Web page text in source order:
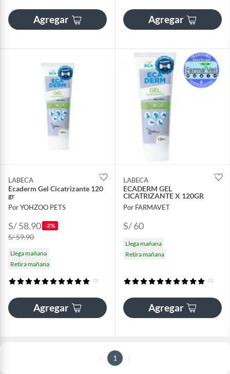
Agregar Agregar
LABECA
Ecaderm Gel Cicatrizante 120
gr
Por YOHZOO PETS
S/ 58.90 -2%
S/ 59.90
Llega mañana
Retira mañana
(1)
Agregar
LABECA
ECADERM GEL
CICATRIZANTE X 120GR
Por FARMAVET
S/ 60
Llega mañana
Retira mañana
(1)
Agregar
1